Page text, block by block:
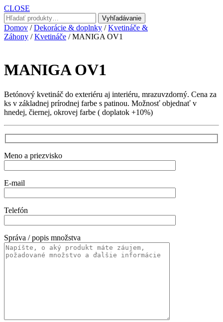
CLOSE
Hľadať:
Vyhľadávanie
Domov /Dekorácie & doplnky /Kvetináče &
Záhony /Kvetináče / MANIGA OV1
MANIGA OV1
Betónový kvetináč do exteriéru aj interiéru, mrazuvzdorný. Cena za
ks v základnej prírodnej farbe s patinou. Možnosť objednať v
hnedej, čiernej, okrovej farbe ( doplatok +10%)
Meno a priezvisko
E-mail
Telefón
Správa / popis množstva